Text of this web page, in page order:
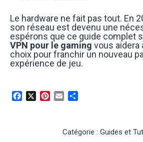
Le hardware ne fait pas tout. En
son réseau est devenu une
espérons que ce guide complet
VPN pour le gaming vous aidera
choix pour franchir un nouveau
expérience de jeu.
FacebookPinterest
Email
Catégorie : Guides et